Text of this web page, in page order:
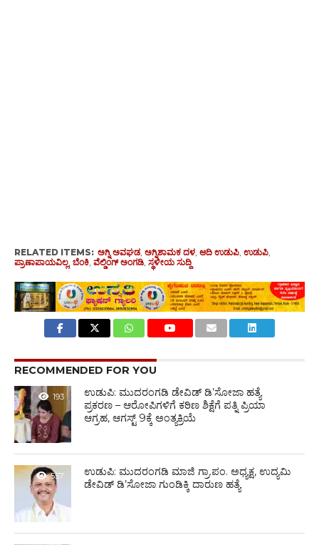
RELATED ITEMS: ಅಗ್ನಿ ಅವಘಡ, ಅಗ್ನಿಶಾಮಕ ದಳ, ಆದಿ ಉಡುಪಿ, ಉಡುಪಿ,
ಪ್ರಾಣಾಪಾಯವಿಲ್ಲ, ಬೆಂಕಿ, ವೆಲ್ಡಿಂಗ್ ಅಂಗಡಿ, ಸ್ಥಳೀಯ ಸುದ್ದಿ
RECOMMENDED FOR YOU
193
ಉಡುಪಿ: ಮುದರಂಗಡಿ ಡೇವಿಡ್ ಡಿ’ಸೋಜಾ ಹತ್ಯೆ
ಪ್ರಕರಣ – ಆರೋಪಿಗಳಿಗೆ ಕಠಿಣ ಶಿಕ್ಷೆಗೆ ಪತ್ನಿ ಪ್ರಿಯಾ
ಆಗ್ರಹ, ಆಗಸ್ಟ್ 9ಕ್ಕೆ ಅಂತ್ಯಕ್ರಿಯೆ
557
ಉಡುಪಿ: ಮುದರಂಗಡಿ ಮಾಜಿ ಗ್ರಾ.ಪಂ. ಅಧ್ಯಕ್ಷ, ಉದ್ಯಮಿ
ಡೇವಿಡ್ ಡಿ’ಸೋಜಾ ಗುಂಡಿಕ್ಕಿ ದಾರುಣ ಹತ್ಯೆ